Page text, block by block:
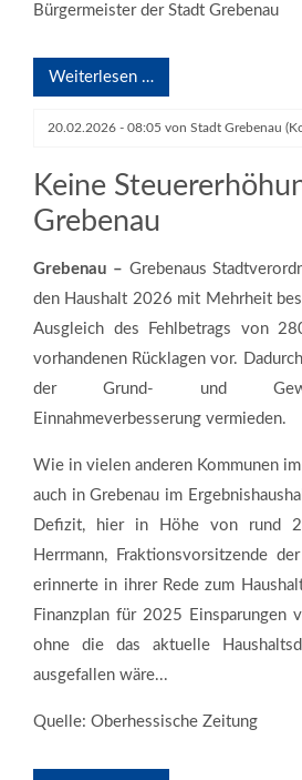
Bürgermeister der Stadt Grebenau
Weiterlesen …
20.02.2026 - 08:05 von Stadt Grebenau
SPD-Mitglied Gerhard Agel, der 18 Jahre in
Keine
Grebenau
Grebenau – Grebenaus
den Haushalt 2026 mit Mehrheit
Ausgleich des Fehlbetrags von
vorhandenen Rücklagen vor.
der Grund- und
Einnahmeverbesserung vermieden.
Wie in vielen anderen Kommunen
auch in Grebenau im
Defizit, hier in Höhe von rund
Herrmann, Fraktionsvorsitzende
erinnerte in ihrer Rede zum
Finanzplan für 2025 Einsparungen
ohne die das aktuelle
ausgefallen wäre...
Quelle: Oberhessische Zeitung